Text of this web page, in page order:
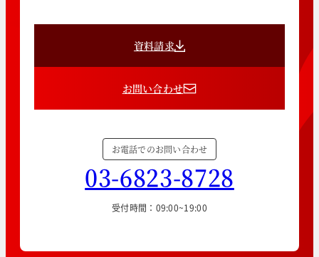
資料請求
お問い合わせ
お電話でのお問い合わせ
03-6823-8728
受付時間：09:00~19:00